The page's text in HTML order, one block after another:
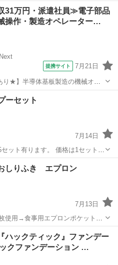
パークホテル富山前駅
31万円・派遣社員≫電子部品
操作・製造オペレーター…
提携サイト 7月21日
り★】半導体基板製造の機械オペ
★カップル＆友達同士の応募OK！
正社員登用制度あり！マイカー
茅...
他
ーセット
7月14日
ット有ります。 価格は1セットの
ヘアケア
しりふき エプロン
7月13日
用→食事用エプロンポケット付
ディケア エプロン
ハックティック』ファンデー
クファンデーション …